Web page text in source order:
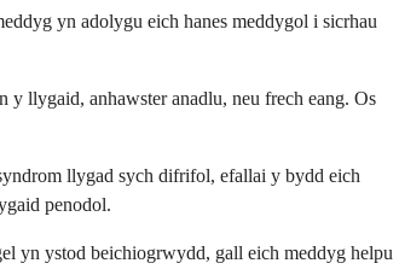
yn adolygu eich hanes meddygol i sicrhau
llygaid, anhawster anadlu, neu frech eang. Os
llygad sych difrifol, efallai y bydd eich
penodol.
yn ystod beichiogrwydd, gall eich meddyg helpu